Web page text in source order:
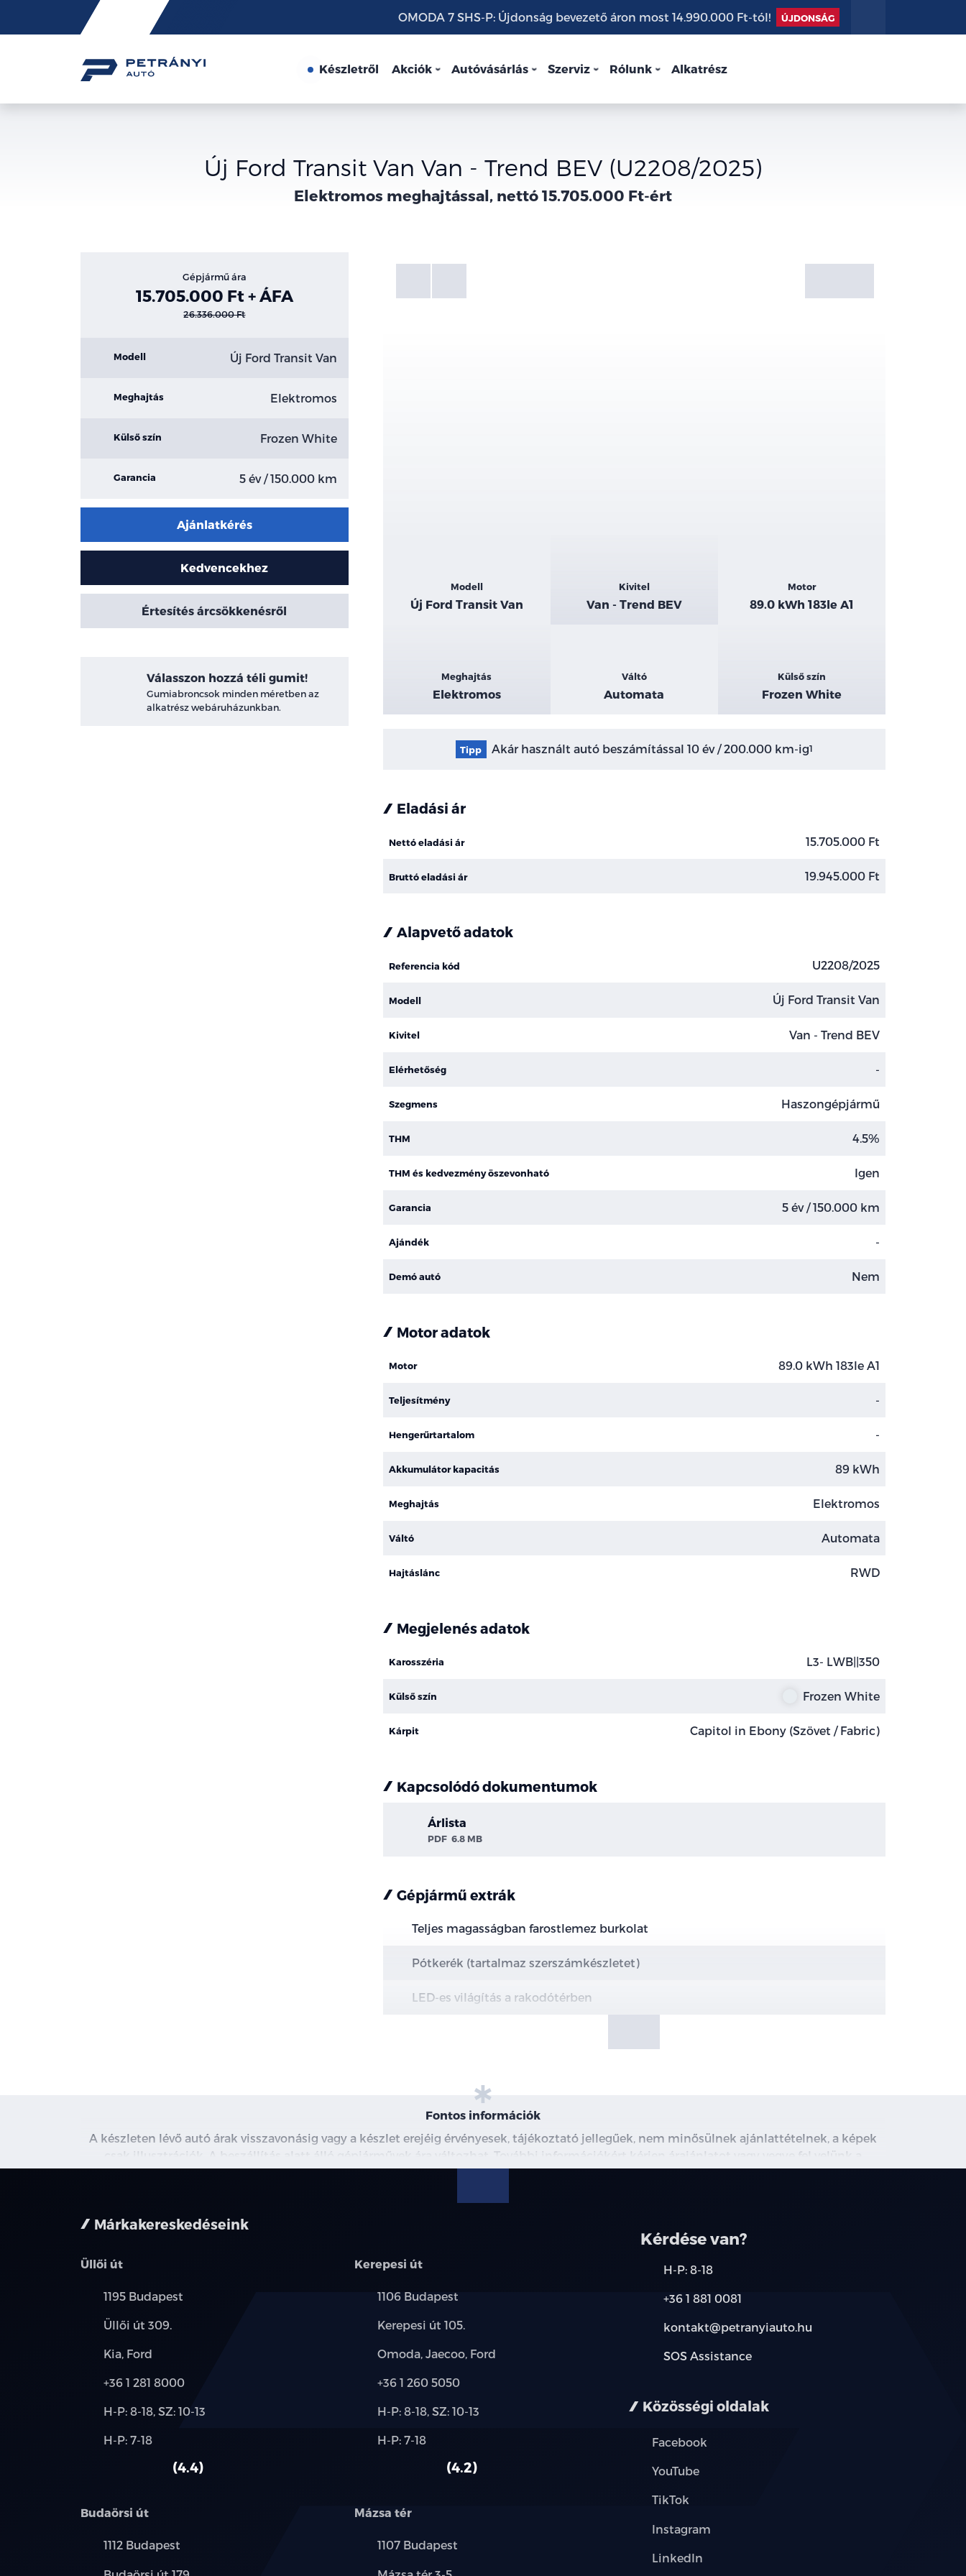
Friss
hírek
OMODA 7 SHS-P: Újdonság bevezető áron most 14.990.000 Ft-tól! ÚJDONSÁG
Készletről Akciók Autóvásárlás Szerviz Rólunk Alkatrész
Új Ford Transit Van Van - Trend BEV (U2208/2025)
Elektromos meghajtással, nettó 15.705.000 Ft-ért
Gépjármű ára
15.705.000 Ft + ÁFA
26.336.000 Ft
Modell Új Ford Transit Van
Meghajtás Elektromos
Külső szín Frozen White
Garancia 5 év / 150.000 km
Ajánlatkérés
Kedvencekhez
Értesítés árcsökkenésről
Válasszon hozzá téli gumit!
Gumiabroncsok minden méretben az
alkatrész webáruházunkban.
Galéria
Kiemelt
adatok
Modell
Új Ford Transit Van
Kivitel
Van - Trend BEV
Motor
89.0 kWh 183le A1
Meghajtás
Elektromos
Váltó
Automata
Külső szín
Frozen White
Tipp Akár használt autó beszámítással 10 év / 200.000 km-ig1
Eladási ár
Nettó eladási ár 15.705.000 Ft
Bruttó eladási ár 19.945.000 Ft
Alapvető adatok
Referencia kód U2208/2025
Modell Új Ford Transit Van
Kivitel Van - Trend BEV
Elérhetőség -
Szegmens Haszongépjármű
THM 4.5%
THM és kedvezmény öszevonható Igen
Garancia 5 év / 150.000 km
Ajándék -
Demó autó Nem
Motor adatok
Motor 89.0 kWh 183le A1
Teljesítmény -
Hengerűrtartalom -
Akkumulátor kapacitás 89 kWh
Meghajtás Elektromos
Váltó Automata
Hajtáslánc RWD
Megjelenés adatok
Karosszéria L3- LWB||350
Külső szín Frozen White
Kárpit Capitol in Ebony (Szövet / Fabric)
Kapcsolódó dokumentumok
Árlista
PDF 6.8 MB
Gépjármű extrák
Teljes magasságban farostlemez burkolat
Pótkerék (tartalmaz szerszámkészletet)
LED-es világítás a rakodótérben
Fontos információk
A készleten lévő autó árak visszavonásig vagy a készlet erejéig érvényesek, tájékoztató jellegűek, nem minősülnek ajánlattételnek, a képek
csak illusztrációk. A beszállítás alatt álló gépjárművek ára változhat. További információkért kérjen árajánlatot vagy vegye fel velünk a
kapcsolatot. A használt autó beszámítás részleteiről, kérjük, érdeklődjön munkatársainknál. A meghirdetett induló THM tájékoztató jellegű,
Márkakereskedéseink
Üllői út
Település:
1195 Budapest
Cím:
Üllői út 309.
Márkák:
Kia, Ford
Telefon:
+36 1 281 8000
Új-
használt
H-P: 8-18, SZ: 10-13
Alkatrész,
H-P: 7-18
4.4
Kerepesi út
Település:
1106 Budapest
Cím:
Kerepesi út 105.
Márkák:
Omoda, Jaecoo, Ford
Telefon:
+36 1 260 5050
Új-
használt
H-P: 8-18, SZ: 10-13
Alkatrész,
H-P: 7-18
4.2
Budaörsi út
Település:
1112 Budapest
Cím:
Mázsa tér
Település:
1107 Budapest
Cím:
Kérdése van?
H-P: 8-18
+36 1 881 0081
kontakt@petranyiauto.hu
SOS Assistance
Közösségi oldalak
Facebook
YouTube
TikTok
Instagram
LinkedIn